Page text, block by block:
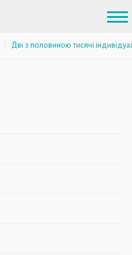
Дві з половиною тисячі